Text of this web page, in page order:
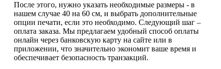
После этого, нужно указать необходимые размеры - в
нашем случае 40 на 60 см, и выбрать дополнительные
опции печати, если это необходимо. Следующий шаг –
оплата заказа. Мы предлагаем удобный способ оплаты
онлайн через банковскую карту на сайте или в
приложении, что значительно экономит ваше время и
обеспечивает безопасность транзакций.